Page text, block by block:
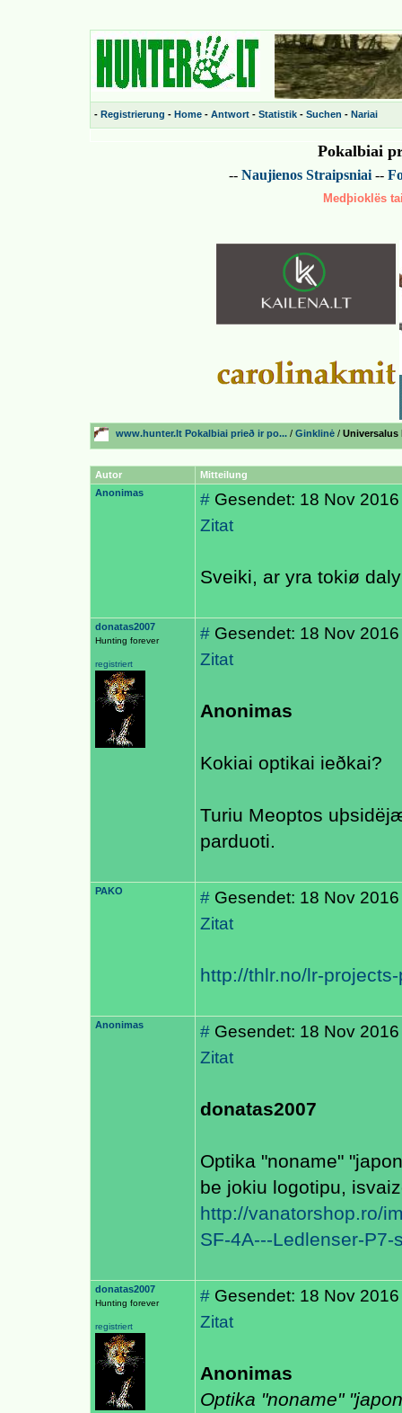
- Registrierung - Home - Antwort - Statistik - Suchen - Nariai
Pokalbiai
-- Naujienos Straipsniai--
Medþioklës
www.hunter.lt Pokalbiai prieð ir po... / Ginklinė /
Autor
Mitteilung
Anonimas
# Gesendet: 18 Nov
Zitat
Sveiki, ar yra tokiø
donatas2007
Hunting forever
registriert
# Gesendet: 18 Nov
Zitat
Anonimas
Kokiai optikai ieðkai?
Turiu Meoptos
parduoti.
PAKO # Gesendet: 18 Nov
Zitat
http://thlr.no/lr-
Anonimas # Gesendet: 18 Nov
Zitat
donatas2007
Optika "noname"
be jokiu logotipu,
http://vanatorshop.ro/
SF-4A---Ledlenser-P7-
donatas2007
Hunting forever
registriert
# Gesendet: 18 Nov
Zitat
Anonimas
Optika "noname"